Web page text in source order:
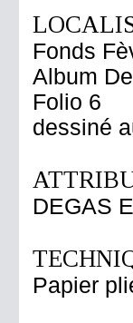
Fonds
Album
Folio 6
dessiné
DEGAS
Papier